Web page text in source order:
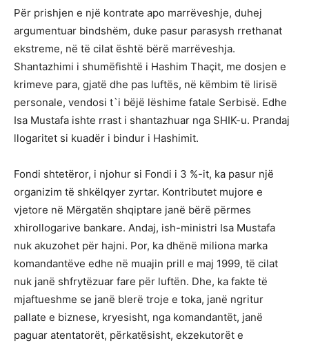
Për prishjen e një kontrate apo marrëveshje, duhej
argumentuar bindshëm, duke pasur parasysh rrethanat
ekstreme, në të cilat është bërë marrëveshja.
Shantazhimi i shumëfishtë i Hashim Thaçit, me dosjen e
krimeve para, gjatë dhe pas luftës, në këmbim të lirisë
personale, vendosi t`i bëjë lëshime fatale Serbisë. Edhe
Isa Mustafa ishte rrast i shantazhuar nga SHIK-u. Prandaj
llogaritet si kuadër i bindur i Hashimit.
Fondi shtetëror, i njohur si Fondi i 3 %-it, ka pasur një
organizim të shkëlqyer zyrtar. Kontributet mujore e
vjetore në Mërgatën shqiptare janë bërë përmes
xhirollogarive bankare. Andaj, ish-ministri Isa Mustafa
nuk akuzohet për hajni. Por, ka dhënë miliona marka
komandantëve edhe në muajin prill e maj 1999, të cilat
nuk janë shfrytëzuar fare për luftën. Dhe, ka fakte të
mjaftueshme se janë blerë troje e toka, janë ngritur
pallate e biznese, kryesisht, nga komandantët, janë
paguar atentatorët, përkatësisht, ekzekutorët e